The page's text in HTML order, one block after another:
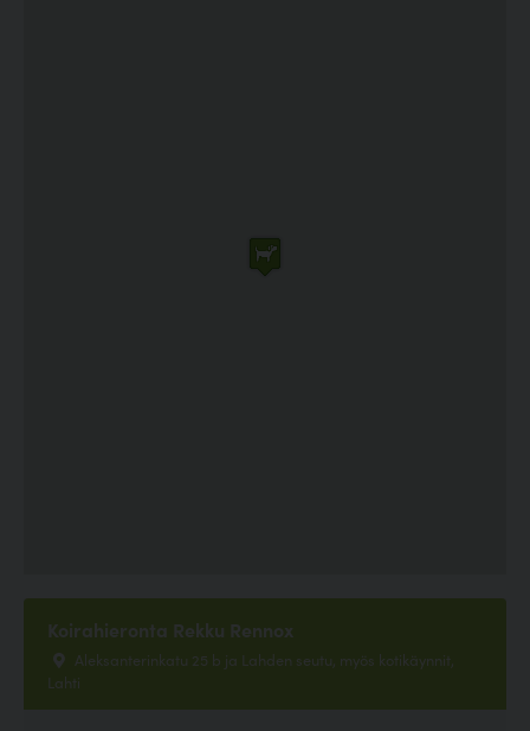
Koirahieronta Rekku Rennox
Aleksanterinkatu 25 b ja Lahden seutu, myös kotikäynnit,
Lahti